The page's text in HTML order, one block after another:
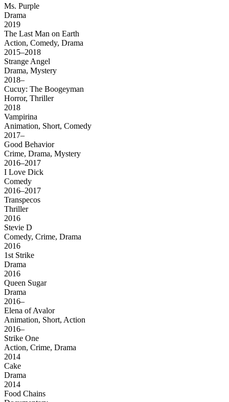
Ms. Purple
Drama
2019
The Last Man on Earth
Action, Comedy, Drama
2015–2018
Strange Angel
Drama, Mystery
2018–
Cucuy: The Boogeyman
Horror, Thriller
2018
Vampirina
Animation, Short, Comedy
2017–
Good Behavior
Crime, Drama, Mystery
2016–2017
I Love Dick
Comedy
2016–2017
Transpecos
Thriller
2016
Stevie D
Comedy, Crime, Drama
2016
1st Strike
Drama
2016
Queen Sugar
Drama
2016–
Elena of Avalor
Animation, Short, Action
2016–
Strike One
Action, Crime, Drama
2014
Cake
Drama
2014
Food Chains